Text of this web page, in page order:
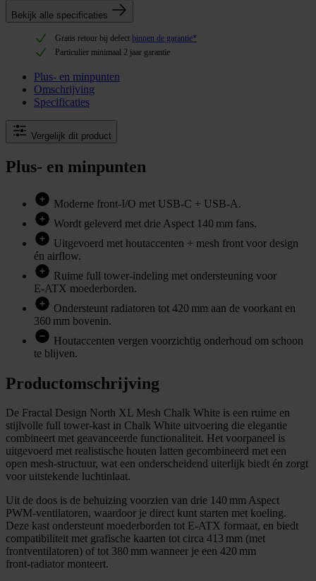
Bekijk alle specificaties
Gratis retour bij defect binnen de garantie*
Particulier minimaal 2 jaar garantie
Plus- en minpunten
Omschrijving
Specificaties
Vergelijk dit product
Plus- en minpunten
Moderne front‑I/O met USB‑C + USB‑A.
Wordt geleverd met drie Aspect 140 mm fans.
Uitgevoerd met houtaccenten + mesh front voor design
én airflow.
Ruime full tower‑indeling met ondersteuning voor
E‑ATX moederborden.
Ondersteunt radiatoren tot 420 mm aan de voorkant en
360 mm bovenin.
Houtaccenten vergen voorzichtig onderhoud om schoon
te blijven.
Productomschrijving
De Fractal Design North XL Mesh Chalk White is een ruime en
stijlvolle full tower‑kast in Chalk White uitvoering die elegantie
combineert met geavanceerde functionaliteit. Het voorpaneel is
uitgevoerd met realistische houten latten gecombineerd met een
open mesh‑structuur, wat een onderscheidend uiterlijk biedt én zorgt
voor uitstekende luchtinlaat.
Uit de doos is de behuizing voorzien van drie 140 mm Aspect
PWM‑ventilatoren, waardoor je direct kunt starten met koeling.
Deze kast ondersteunt moederborden tot E‑ATX formaat, en biedt
compatibiliteit met grafische kaarten tot circa 413 mm (met
frontventilatoren) of tot 380 mm wanneer je een 420 mm
front‑radiator monteert.